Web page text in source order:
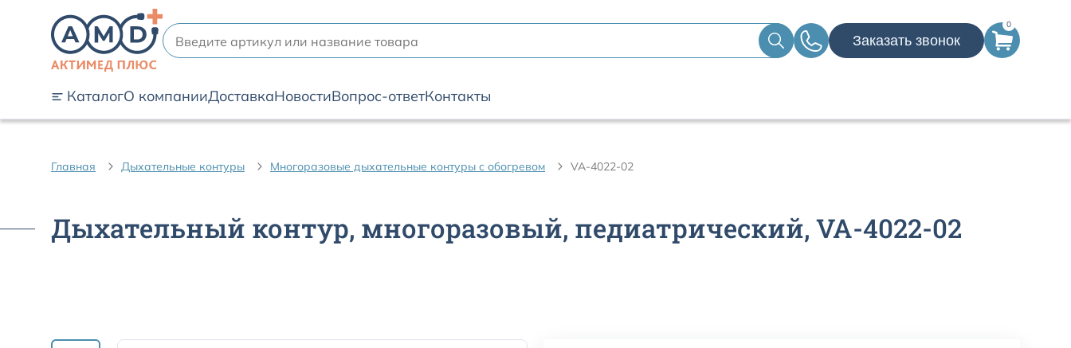
КаталогО компанииДоставкаНовостиВопрос-ответКонтакты
Заказать звонок
0
Главная Дыхательные контуры Многоразовые дыхательные контуры с обогревом VA-4022-02
Дыхательный контур, многоразовый, педиатрический, VA-4022-02